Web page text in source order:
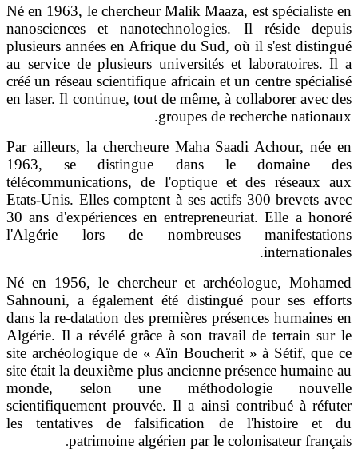
Né en 1963, le chercheur Malik Maaza, est
nanosciences et nanotechnologies. Il réside
plusieurs années en Afrique du Sud, où il s'est
au service de plusieurs universités et
créé un réseau scientifique africain et un centre
en laser. Il continue, tout de même, à collaborer
groupes de recherche
.
Par ailleurs, la chercheure Maha Saadi Achour,
1963, se distingue dans le
télécommunications, de l'optique et des
Etats-Unis. Elles comptent à ses actifs 300
30 ans d'expériences en entrepreneuriat. Elle a
l'Algérie lors de nombreuses
.
Né en 1956, le chercheur et archéologue,
Sahnouni, a également été distingué pour ses
dans la re-datation des premières présences
Algérie. Il a révélé grâce à son travail de terrain
site archéologique de « Aïn Boucherit » à Sétif,
site était la deuxième plus ancienne présence
monde, selon une méthodologie
scientifiquement prouvée. Il a ainsi contribué à
les tentatives de falsification de l'histoire
patrimoine algérien par le colonisateur
.